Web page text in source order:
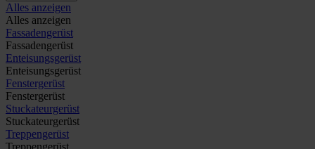
Alles anzeigen
Alles anzeigen
Fassadengerüst
Fassadengerüst
Enteisungsgerüst
Enteisungsgerüst
Fenstergerüst
Fenstergerüst
Stuckateurgerüst
Stuckateurgerüst
Treppengerüst
Treppengerüst